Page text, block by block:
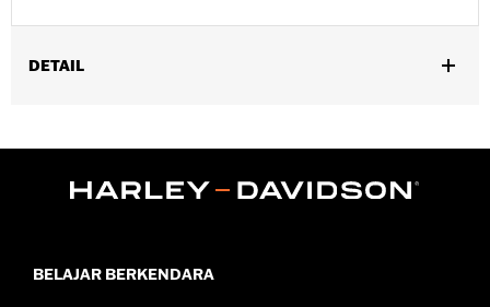
DETAIL
WARRANTY:90 day limited warranty - Go towww.h-
Imported
BELAJAR BERKENDARA